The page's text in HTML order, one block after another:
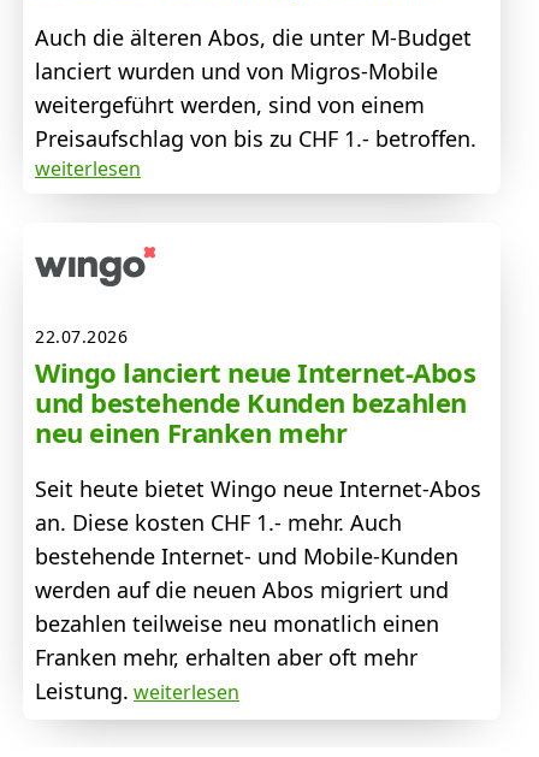
Auch die älteren Abos, die unter M-Budget
lanciert wurden und von Migros-Mobile
weitergeführt werden, sind von einem
Preisaufschlag von bis zu CHF 1.- betroffen.
weiterlesen
22.07.2026
Wingo lanciert neue Internet-Abos
und bestehende Kunden bezahlen
neu einen Franken mehr
Seit heute bietet Wingo neue Internet-Abos
an. Diese kosten CHF 1.- mehr. Auch
bestehende Internet- und Mobile-Kunden
werden auf die neuen Abos migriert und
bezahlen teilweise neu monatlich einen
Franken mehr, erhalten aber oft mehr
Leistung. weiterlesen